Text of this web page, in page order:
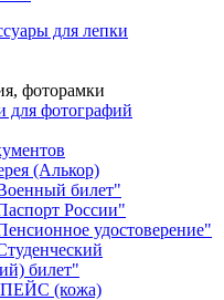
для лепки
фоторамки
для фотографий
(Алькор)
билет"
России"
удостоверение"
билет"
(кожа)